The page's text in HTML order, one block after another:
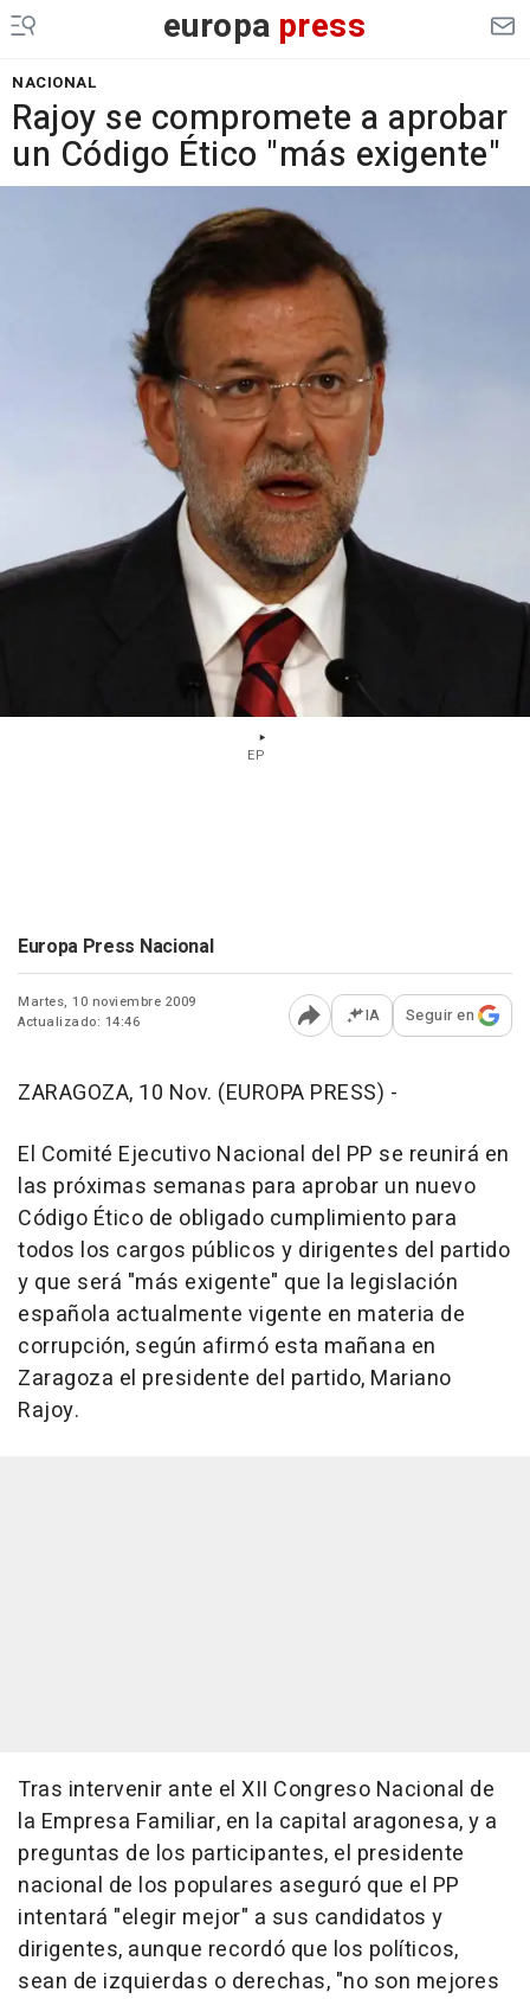
europa press
NACIONAL
Rajoy se compromete a aprobar
un Código Ético "más exigente"
EP
Europa Press Nacional
Martes, 10 noviembre 2009
Actualizado: 14:46
Abrir opciones para
IA Seguir en
ZARAGOZA, 10 Nov. (EUROPA PRESS) -
El Comité Ejecutivo Nacional del PP se reunirá en
las próximas semanas para aprobar un nuevo
Código Ético de obligado cumplimiento para
todos los cargos públicos y dirigentes del partido
y que será "más exigente" que la legislación
española actualmente vigente en materia de
corrupción, según afirmó esta mañana en
Zaragoza el presidente del partido, Mariano
Rajoy.
Tras intervenir ante el XII Congreso Nacional de
la Empresa Familiar, en la capital aragonesa, y a
preguntas de los participantes, el presidente
nacional de los populares aseguró que el PP
intentará "elegir mejor" a sus candidatos y
dirigentes, aunque recordó que los políticos,
sean de izquierdas o derechas, "no son mejores